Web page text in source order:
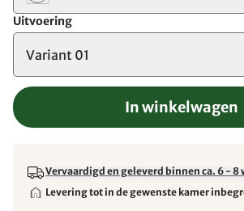
Uitvoering
Variant 01
In winkelwagen
Vervaardigd en geleverd binnen ca. 6 - 8
Levering tot in de gewenste kamer